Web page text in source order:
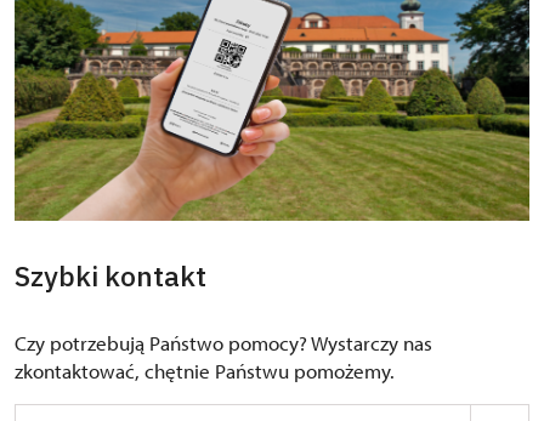
Szybki kontakt
Czy potrzebują Państwo pomocy? Wystarczy nas
zkontaktować, chętnie Państwu pomożemy.